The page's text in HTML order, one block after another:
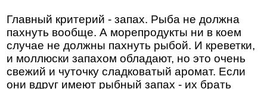
Главный критерий - запах. Рыба не должна
пахнуть вообще. А морепродукты ни в коем
случае не должны пахнуть рыбой. И креветки,
и моллюски запахом обладают, но это очень
свежий и чуточку сладковатый аромат. Если
они вдруг имеют рыбный запах - их брать